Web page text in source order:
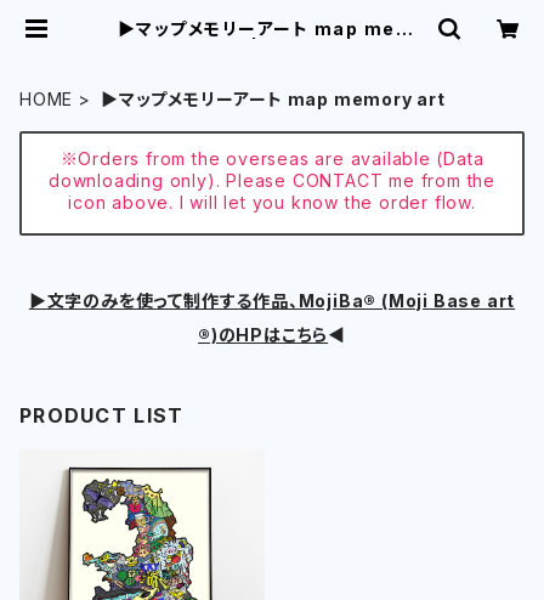
▶︎マップメモリーアート map memo
HOME ▶︎マップメモリーアート map memory art
※Orders from the overseas are available (Data
downloading only). Please CONTACT me from the
icon above. I will let you know the order flow.
▶︎文字のみを使って制作する作品、MojiBa®︎ (Moji Base art
®︎)のHPはこちら◀︎
PRODUCT LIST